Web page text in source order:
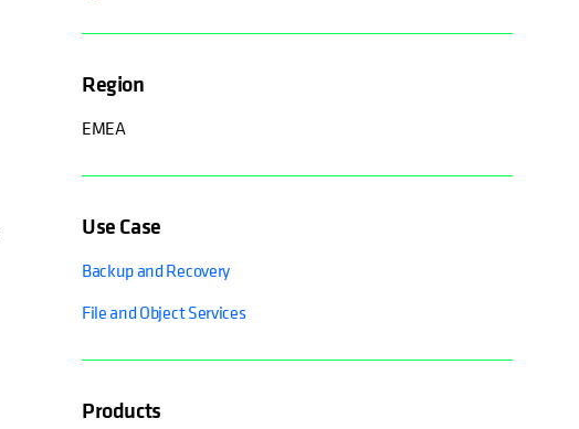
Region
EMEA
Use Case
Backup and Recovery
File and Object Services
Products